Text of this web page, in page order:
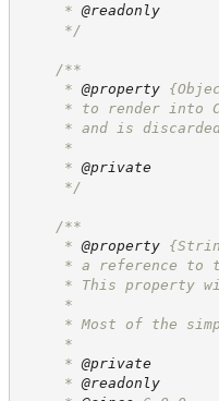
* @readonly
*/
/**
* @property
* to render into
* and is discarded
*
* @private
*/
/**
* @property
* a reference to the
* This property will
*
* Most of the
*
* @private
* @readonly